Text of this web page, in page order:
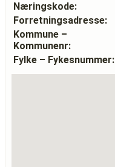
Næringskode:
Forretningsadresse:
Kommune –
Kommunenr:
Fylke – Fykesnummer: